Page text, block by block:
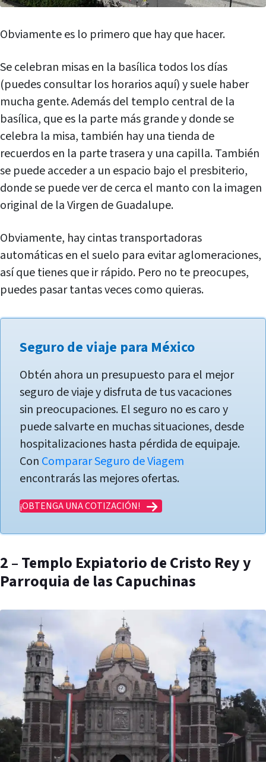
Obviamente es lo primero que hay que hacer.
Se celebran misas en la basílica todos los días
(puedes consultar los horarios aquí) y suele haber
mucha gente. Además del templo central de la
basílica, que es la parte más grande y donde se
celebra la misa, también hay una tienda de
recuerdos en la parte trasera y una capilla. También
se puede acceder a un espacio bajo el presbiterio,
donde se puede ver de cerca el manto con la imagen
original de la Virgen de Guadalupe.
Obviamente, hay cintas transportadoras
automáticas en el suelo para evitar aglomeraciones,
así que tienes que ir rápido. Pero no te preocupes,
puedes pasar tantas veces como quieras.
Seguro de viaje para México
Obtén ahora un presupuesto para el mejor
seguro de viaje y disfruta de tus vacaciones
sin preocupaciones. El seguro no es caro y
puede salvarte en muchas situaciones, desde
hospitalizaciones hasta pérdida de equipaje.
Con Comparar Seguro de Viagem
encontrarás las mejores ofertas.
¡OBTENGA UNA COTIZACIÓN!
2 – Templo Expiatorio de Cristo Rey y
Parroquia de las Capuchinas